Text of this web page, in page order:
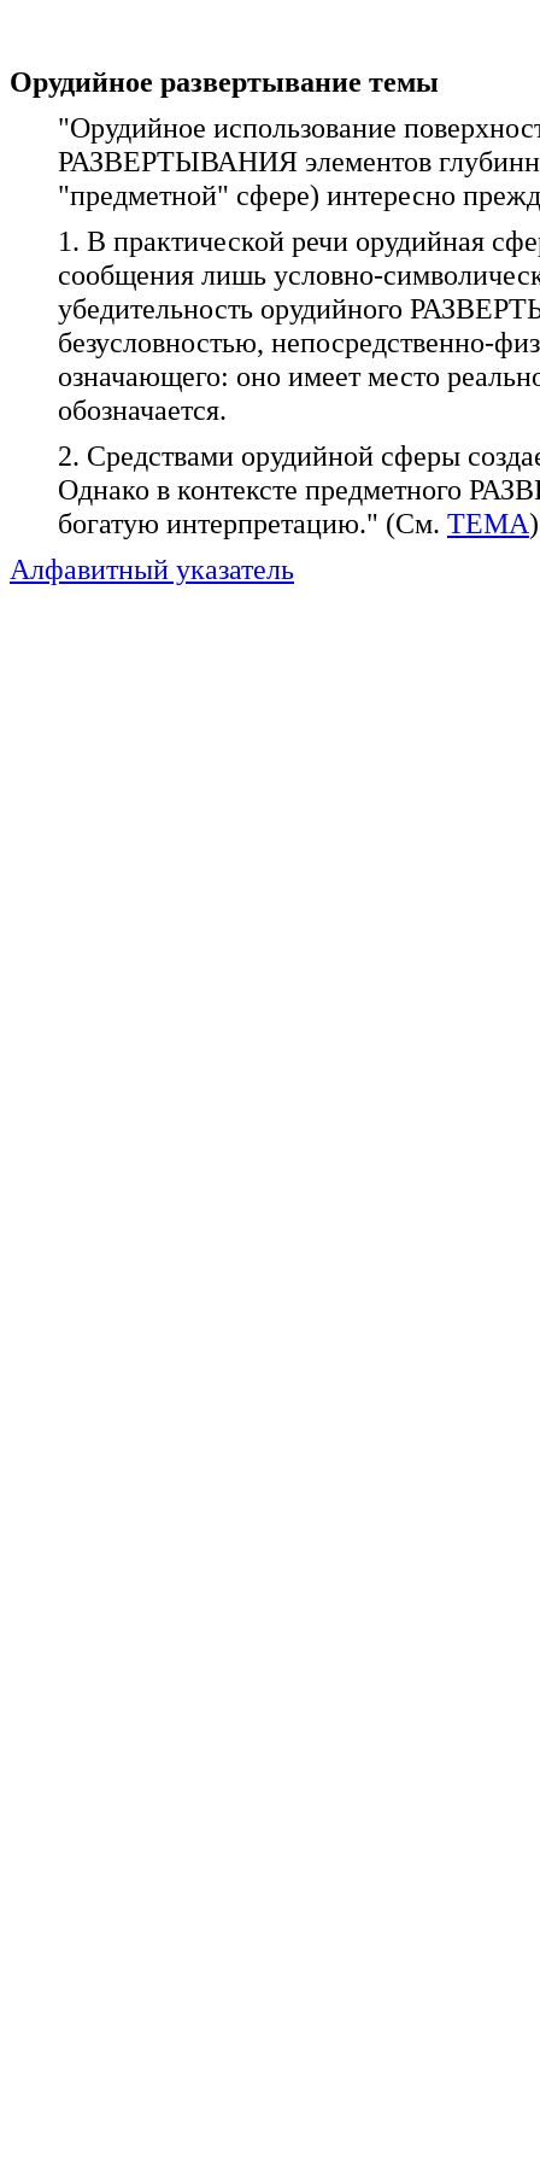
Орудийное развертывание темы
"Орудийное использование
РАЗВЕРТЫВАНИЯ элементов
"предметной" сфере) интересно
1. В практической речи орудийная
сообщения лишь условно-
убедительность орудийного
безусловностью, непосредственно-
означающего: оно имеет место
обозначается.
2. Средствами орудийной сферы
Однако в контексте предметного
богатую интерпретацию." (См. ТЕМА
Алфавитный указатель